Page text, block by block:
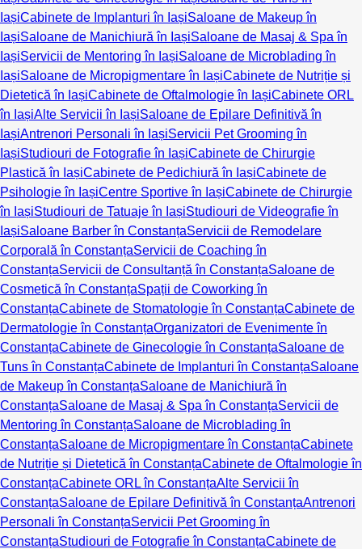
IașiCabinete de Implanturi în IașiSaloane de Makeup în
IașiSaloane de Manichiură în IașiSaloane de Masaj & Spa în
IașiServicii de Mentoring în IașiSaloane de Microblading în
IașiSaloane de Micropigmentare în IașiCabinete de Nutriție și
Dietetică în IașiCabinete de Oftalmologie în IașiCabinete ORL
în IașiAlte Servicii în IașiSaloane de Epilare Definitivă în
IașiAntrenori Personali în IașiServicii Pet Grooming în
IașiStudiouri de Fotografie în IașiCabinete de Chirurgie
Plastică în IașiCabinete de Pedichiură în IașiCabinete de
Psihologie în IașiCentre Sportive în IașiCabinete de Chirurgie
în IașiStudiouri de Tatuaje în IașiStudiouri de Videografie în
IașiSaloane Barber în ConstanțaServicii de Remodelare
Corporală în ConstanțaServicii de Coaching în
ConstanțaServicii de Consultanță în ConstanțaSaloane de
Cosmetică în ConstanțaSpații de Coworking în
ConstanțaCabinete de Stomatologie în ConstanțaCabinete de
Dermatologie în ConstanțaOrganizatori de Evenimente în
ConstanțaCabinete de Ginecologie în ConstanțaSaloane de
Tuns în ConstanțaCabinete de Implanturi în ConstanțaSaloane
de Makeup în ConstanțaSaloane de Manichiură în
ConstanțaSaloane de Masaj & Spa în ConstanțaServicii de
Mentoring în ConstanțaSaloane de Microblading în
ConstanțaSaloane de Micropigmentare în ConstanțaCabinete
de Nutriție și Dietetică în ConstanțaCabinete de Oftalmologie în
ConstanțaCabinete ORL în ConstanțaAlte Servicii în
ConstanțaSaloane de Epilare Definitivă în ConstanțaAntrenori
Personali în ConstanțaServicii Pet Grooming în
ConstanțaStudiouri de Fotografie în ConstanțaCabinete de